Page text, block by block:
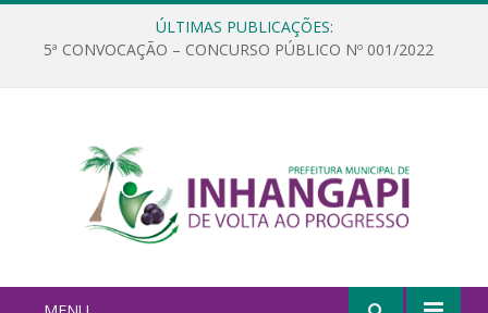
ÚLTIMAS PUBLICAÇÕES:
5ª CONVOCAÇÃO – CONCURSO PÚBLICO Nº 001/2022